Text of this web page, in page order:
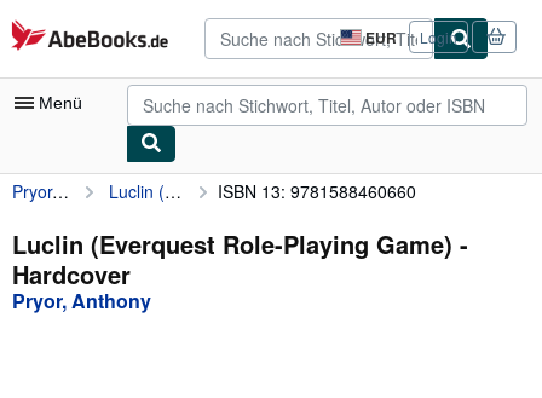
Zum Hauptinhalt
AbeBooks.de EUR
Seite
der
Einkaufseinstellungen.
Login
Menü
Nutzerkonto
Meine Bestellungen
Detailsuche
Sammlungen
Pryor, Anthony Luclin (Everquest Role-Playing Game) ISBN 13: 9781588460660
Luclin (Everquest Role-Playing Game) -
Hardcover
Pryor, Anthony